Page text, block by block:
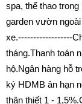
spa, thể thao
garden vườn
xe.------------------
tháng.Thanh toán
hộ.Ngân hàng hỗ
ký HDMB ân hạn
thân thiết 1 -